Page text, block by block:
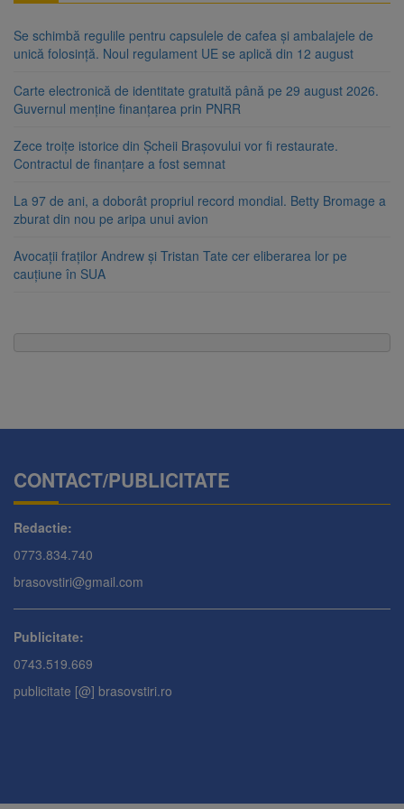
Se schimbă regulile pentru capsulele de cafea și ambalajele de
unică folosință. Noul regulament UE se aplică din 12 august
Carte electronică de identitate gratuită până pe 29 august 2026.
Guvernul menține finanțarea prin PNRR
Zece troițe istorice din Șcheii Brașovului vor fi restaurate.
Contractul de finanțare a fost semnat
La 97 de ani, a doborât propriul record mondial. Betty Bromage a
zburat din nou pe aripa unui avion
Avocații fraților Andrew și Tristan Tate cer eliberarea lor pe
cauțiune în SUA
CONTACT/PUBLICITATE
Redactie:
0773.834.740
brasovstiri@gmail.com
Publicitate:
0743.519.669
publicitate [@] brasovstiri.ro